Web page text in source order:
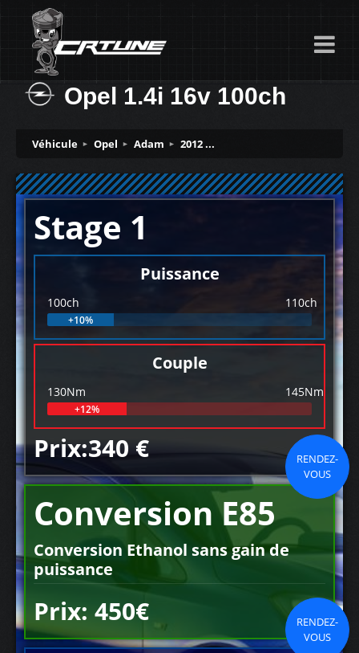
Opel 1.4i 16v 100ch
Véhicule Opel Adam 2012 ...
Stage 1
Puissance
100ch 110ch
+10%
Couple
130Nm 145Nm
+12%
Prix:340 €
RENDEZ-
VOUS
Conversion E85
Conversion Ethanol sans gain de
puissance
Prix: 450€
RENDEZ-
VOUS